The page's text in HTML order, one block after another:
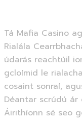
Tá Mafia Casino
Rialála
údarás reachtúil
gcloímid le
cosaint sonraí,
Déantar scrúdú
Áirithíonn sé seo